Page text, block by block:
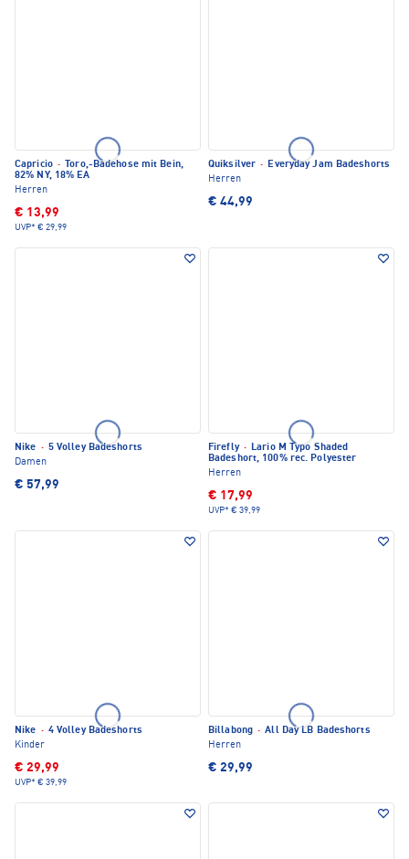
Capricio ·
Toro,-Badehose mit Bein,
82% NY, 18% EA
Herren
€ 13,99
UVP* € 29,99
Quiksilver · Everyday Jam Badeshorts
Herren
€ 44,99
Nike · 5 Volley Badeshorts
Damen
€ 57,99
Firefly · Lario M Typo Shaded
Badeshort, 100% rec. Polyester
Herren
€ 17,99
UVP* € 39,99
Nike · 4 Volley Badeshorts
Kinder
€ 29,99
UVP* € 39,99
Billabong · All Day LB Badeshorts
Herren
€ 29,99